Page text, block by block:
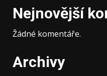
Nejnovější
Žádné komentáře.
Archivy